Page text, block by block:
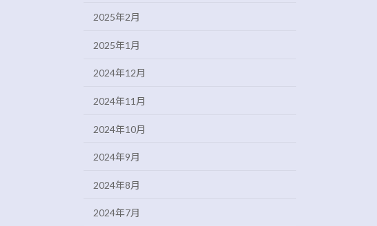
2025年2月
2025年1月
2024年12月
2024年11月
2024年10月
2024年9月
2024年8月
2024年7月